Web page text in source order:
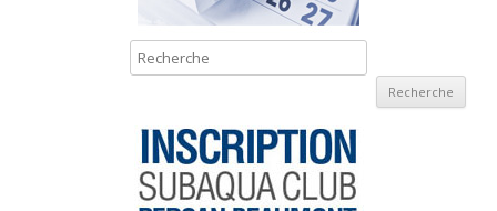
Recherche